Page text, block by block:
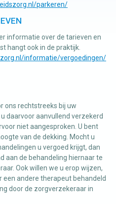
parkeren/
informatie over de tarieven en
hangt ook in de praktijk.
informatie/vergoedingen/
ons rechtstreeks bij uw
daarvoor aanvullend verzekerd
niet aangesproken. U bent
van de dekking. Mocht u
u vergoed krijgt, dan
aan de behandeling hiernaar te
Ook willen we u erop wijzen,
andere therapeut behandeld
door de zorgverzekeraar in